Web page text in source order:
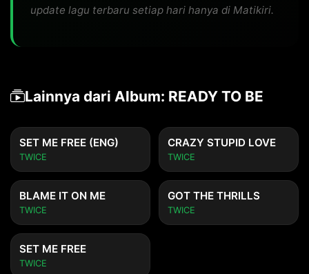
update lagu terbaru setiap hari hanya di Matikiri.
Lainnya dari Album: READY TO BE
SET ME FREE (ENG)
TWICE
CRAZY STUPID LOVE
TWICE
BLAME IT ON ME
TWICE
GOT THE THRILLS
TWICE
SET ME FREE
TWICE